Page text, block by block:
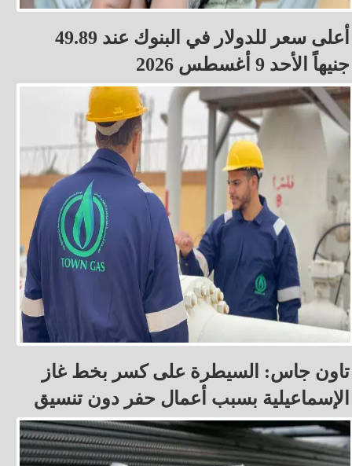
أعلى سعر للدولار في البنوك عند 49.89
جنيهاً الأحد 9 أغسطس 2026
تاون جاس: السيطرة على كسر بخط غاز
الإسماعيلية بسبب أعمال حفر دون تنسيق